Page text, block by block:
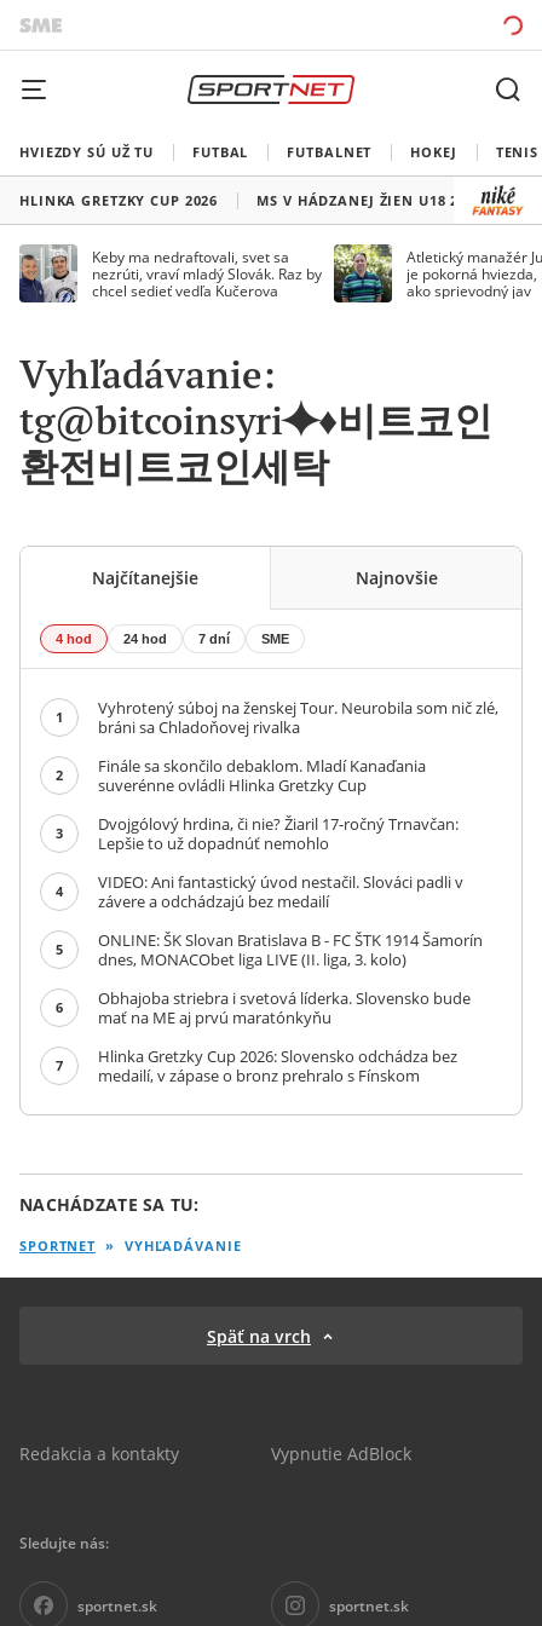
HVIEZDY SÚ UŽ TU FUTBAL FUTBALNET HOKEJ TENIS
HLINKA GRETZKY CUP 2026 MS V HÁDZANEJ ŽIEN U18 2026
Keby ma nedraftovali, svet sa
nezrúti, vraví mladý Slovák. Raz by
chcel sedieť vedľa Kučerova
Atletický manažér
je pokorná
ako sprievodný jav
Vyhľadávanie:
tg@bitcoinsyri⯌♦비트코인
환전비트코인세탁
Najčítanejšie Najnovšie
4 hod 24 hod 7 dní SME
1
Vyhrotený súboj na ženskej Tour. Neurobila som nič zlé,
bráni sa Chladoňovej rivalka
2
Finále sa skončilo debaklom. Mladí Kanaďania
suverénne ovládli Hlinka Gretzky Cup
3
Dvojgólový hrdina, či nie? Žiaril 17-ročný Trnavčan:
Lepšie to už dopadnúť nemohlo
4
VIDEO: Ani fantastický úvod nestačil. Slováci padli v
závere a odchádzajú bez medailí
5
ONLINE: ŠK Slovan Bratislava B - FC ŠTK 1914 Šamorín
dnes, MONACObet liga LIVE (II. liga, 3. kolo)
6
Obhajoba striebra i svetová líderka. Slovensko bude
mať na ME aj prvú maratónkyňu
7
Hlinka Gretzky Cup 2026: Slovensko odchádza bez
medailí, v zápase o bronz prehralo s Fínskom
NACHÁDZATE SA TU:
SPORTNET » VYHĽADÁVANIE
Späť na vrch
Redakcia a kontakty Vypnutie AdBlock
Sledujte nás:
sportnet.sk sportnet.sk